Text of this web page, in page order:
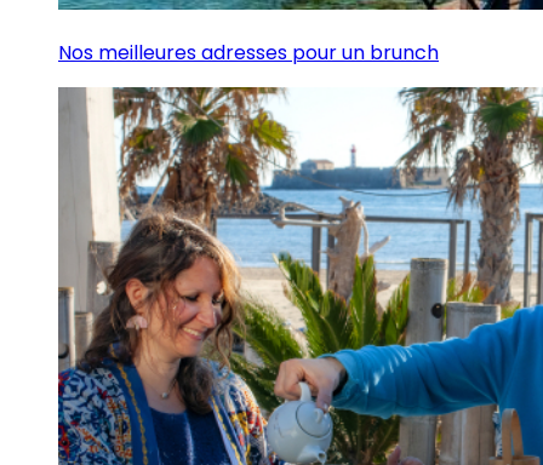
Nos meilleures adresses pour un brunch